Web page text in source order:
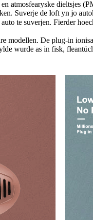
atmosfearyske dieltsjes
Suverje de loft yn jo
te suverjen. Fierder
De plug-in
wurde as in fisk,